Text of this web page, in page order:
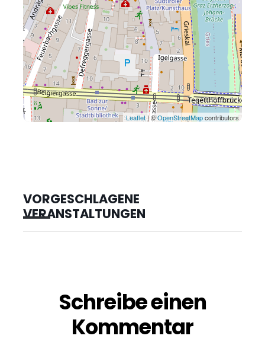
Leaflet| ©OpenStreetMapcontributors
VORGESCHLAGENE
VERANSTALTUNGEN
Schreibe einen
Kommentar